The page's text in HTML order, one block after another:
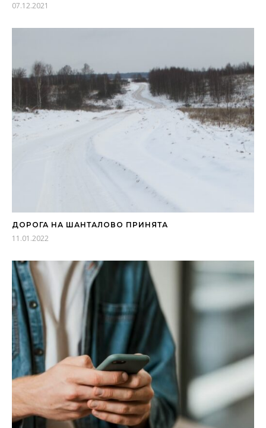
07.12.2021
ДОРОГА НА ШАНТАЛОВО ПРИНЯТА
11.01.2022